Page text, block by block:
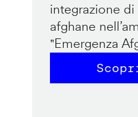
integrazione
afghane
"Emergenza